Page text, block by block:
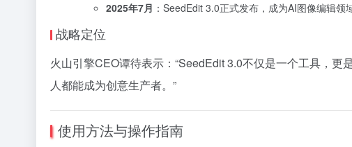
2025年7月 ：SeedEdit 3.0正式发布，成为AI图像编辑领
战略定位
火山引擎CEO谭待表示：“SeedEdit 3.0不仅是一个工具，
人都能成为创意生产者。”
使用方法与操作指南